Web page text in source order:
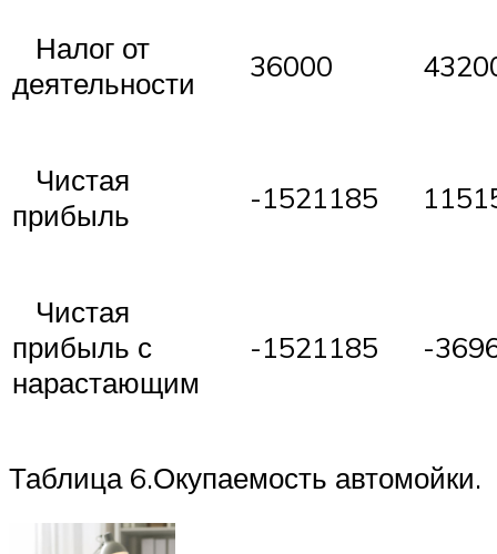
Налог от
деятельности
36000
Чистая
прибыль
-1521185
Чистая
прибыль с
нарастающим
-1521185 -
Таблица 6.Окупаемость автомойки.